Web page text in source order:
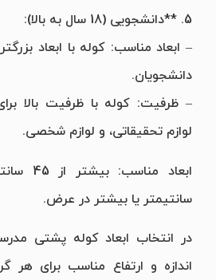
5. **دانشجویی (18 سال به بالا):
– ابعاد مناسب: کوله با ابعاد
دانشجویان.
– ظرفیت: کوله با ظرفیت بالا
لوازم تحقیقاتی، و لوازم شخصی.
سانتیمتر یا بیشتر در عرض.
در انتخاب ابعاد کوله پشتی
اندازه و ارتفاع مناسب برای هر